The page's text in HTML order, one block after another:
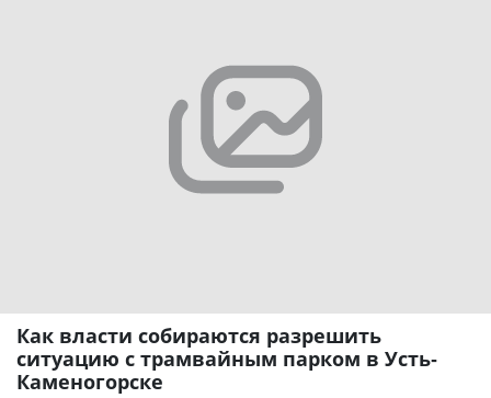
Как власти собираются разрешить
ситуацию с трамвайным парком в Усть-
Каменогорске